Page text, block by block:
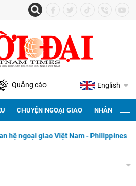
Quảng cáo English
CHUYỆN NGOẠI GIAO NHÂN
giao Việt Nam - Philippines 500